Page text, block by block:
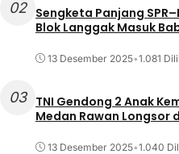
02
Sengketa Panjang
Blok Langgak Masuk
13 Desember 2025•1.081
03
TNI Gendong 2 Anak
Medan Rawan Longsor
13 Desember 2025•1.040